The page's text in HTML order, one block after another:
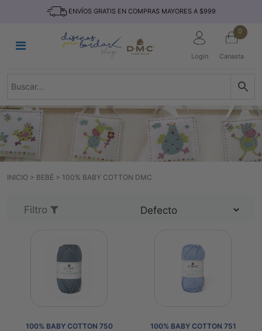
ENVÍOS GRATIS EN COMPRAS MAYORES A $999
Login
0
Canasta
TEJIDO
REVISTAS
TELAS
TEMÁTICO
MARCAS
DESCUENTOS
frecuentes
INICIO > BEBÉ > 100% BABY COTTON DMC
Filtro
100% BABY COTTON 750 100% BABY COTTON 751